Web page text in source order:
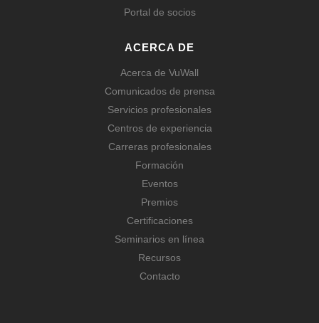
Portal de socios
ACERCA DE
Acerca de VuWall
Comunicados de prensa
Servicios profesionales
Centros de experiencia
Carreras profesionales
Formación
Eventos
Premios
Certificaciones
Seminarios en línea
Recursos
Contacto